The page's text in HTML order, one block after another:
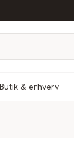
Butik & erhverv